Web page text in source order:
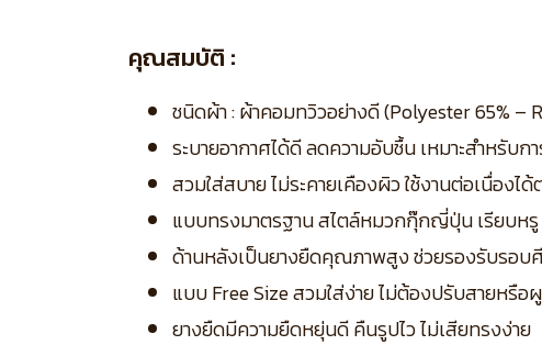
คุณสมบัติ :
ชนิดผ้า : ผ้าคอมทวิวอย่างดี (Polyester 65% –
ระบายอากาศได้ดี ลดความอับชื้น เหมาะสำหรับ
สวมใส่สบาย ไม่ระคายเคืองผิว ใช้งานต่อเนื่องไ
แบบทรงมาตรฐาน สไตล์หมวกกุ๊กญี่ปุ่น เรียบห
ด้านหลังเป็นยางยืดคุณภาพสูง ช่วยรองรับรอบ
แบบ Free Size สวมใส่ง่าย ไม่ต้องปรับสายหรือ
ยางยืดมีความยืดหยุ่นดี คืนรูปไว ไม่เสียทรงง่าย